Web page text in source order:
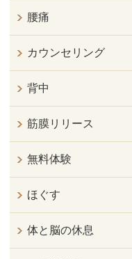
腰痛
カウンセリング
背中
筋膜リリース
無料体験
ほぐす
体と脳の休息